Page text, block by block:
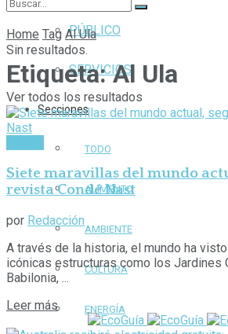
PÚBLICO
SERVICIOS
Secciones
TODO
ALIMENTO
AMBIENTE
CULTURA
ENERGÍA
Sin resultados.
Ver todos los resultados
Home Tag Al Ula
Etiqueta:Al Ula
Siete maravillas del mundo
revista Condé Nast
por Redacción
A través de la historia, el mundo ha
icónicas estructuras como los Jardines
Babilonia, ...
Leer más